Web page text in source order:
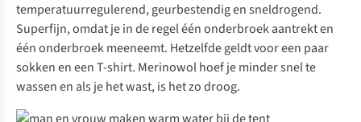
temperatuurregulerend, geurbestendig en sneldrogend.
Superfijn, omdat je in de regel één onderbroek aantrekt en
één onderbroek meeneemt. Hetzelfde geldt voor een paar
sokken en een T-shirt. Merinowol hoef je minder snel te
wassen en als je het wast, is het zo droog.